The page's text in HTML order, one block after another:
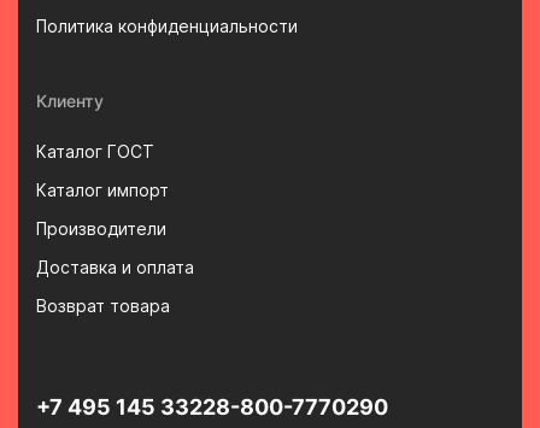
Политика конфиденциальности
Клиенту
Каталог ГОСТ
Каталог импорт
Производители
Доставка и оплата
Возврат товара
+7 495 145 33228-800-7770290